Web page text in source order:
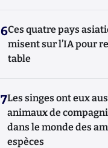
6Ces quatre pays
misent sur l’IA pour
table
7Les singes ont eux
animaux de
dans le monde des
espèces